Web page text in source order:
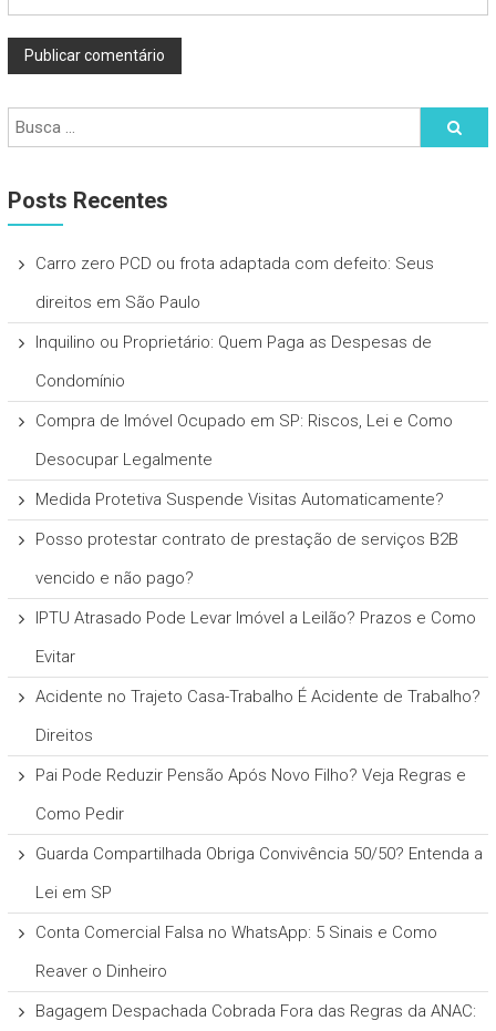
Posts Recentes
Carro zero PCD ou frota adaptada com defeito: Seus
direitos em São Paulo
Inquilino ou Proprietário: Quem Paga as Despesas de
Condomínio
Compra de Imóvel Ocupado em SP: Riscos, Lei e Como
Desocupar Legalmente
Medida Protetiva Suspende Visitas Automaticamente?
Posso protestar contrato de prestação de serviços B2B
vencido e não pago?
IPTU Atrasado Pode Levar Imóvel a Leilão? Prazos e Como
Evitar
Acidente no Trajeto Casa-Trabalho É Acidente de Trabalho?
Direitos
Pai Pode Reduzir Pensão Após Novo Filho? Veja Regras e
Como Pedir
Guarda Compartilhada Obriga Convivência 50/50? Entenda a
Lei em SP
Conta Comercial Falsa no WhatsApp: 5 Sinais e Como
Reaver o Dinheiro
Bagagem Despachada Cobrada Fora das Regras da ANAC: